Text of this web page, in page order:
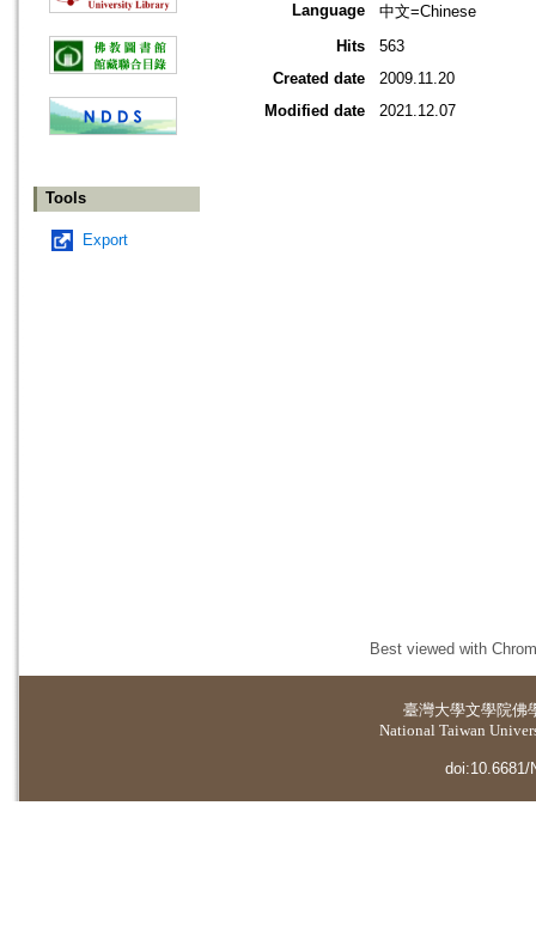
Tools
Export
Language
中文=Chinese
Hits
563
Created date
2009.11.20
Modified date
2021.12.07
Best viewed with
臺灣大學文學院佛
National Taiwan
doi:10.6681/